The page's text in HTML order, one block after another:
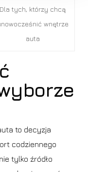
Dla tych, którzy chcą
wnętrze
auta
to decyzja
codziennego
tylko źródło